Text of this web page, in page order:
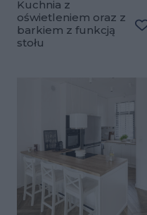
Kuchnia z
oświetleniem oraz z
barkiem z funkcją
stołu